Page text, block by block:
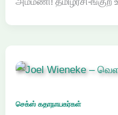
செக்ஸ் கதாநாயகர்கள்